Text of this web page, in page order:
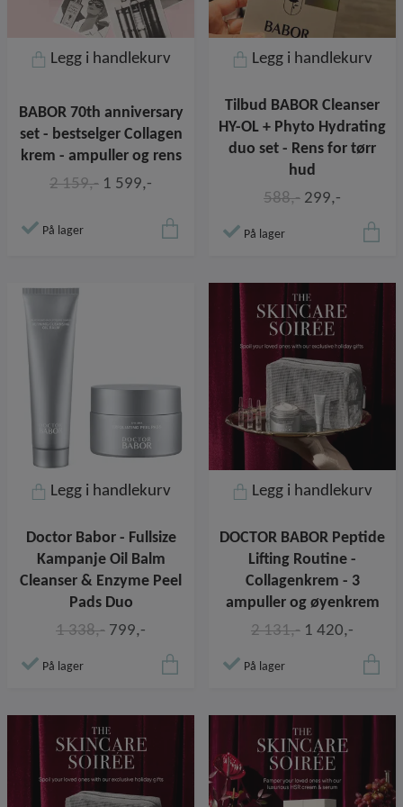
Legg i handlekurv
BABOR 70th anniversary
set - bestselger Collagen
krem - ampuller og rens
2 159,- 1 599,-
På lager
Legg i handlekurv
Tilbud BABOR Cleanser
HY-OL + Phyto Hydrating
duo set - Rens for tørr
hud
588,- 299,-
På lager
Legg i handlekurv
Doctor Babor - Fullsize
Kampanje Oil Balm
Cleanser & Enzyme Peel
Pads Duo
1 338,- 799,-
På lager
Legg i handlekurv
DOCTOR BABOR Peptide
Lifting Routine -
Collagenkrem - 3
ampuller og øyenkrem
2 131,- 1 420,-
På lager